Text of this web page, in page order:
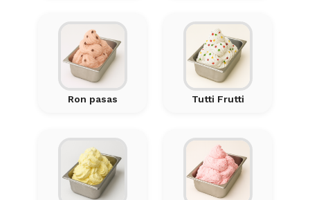
Ron pasas Tutti Frutti